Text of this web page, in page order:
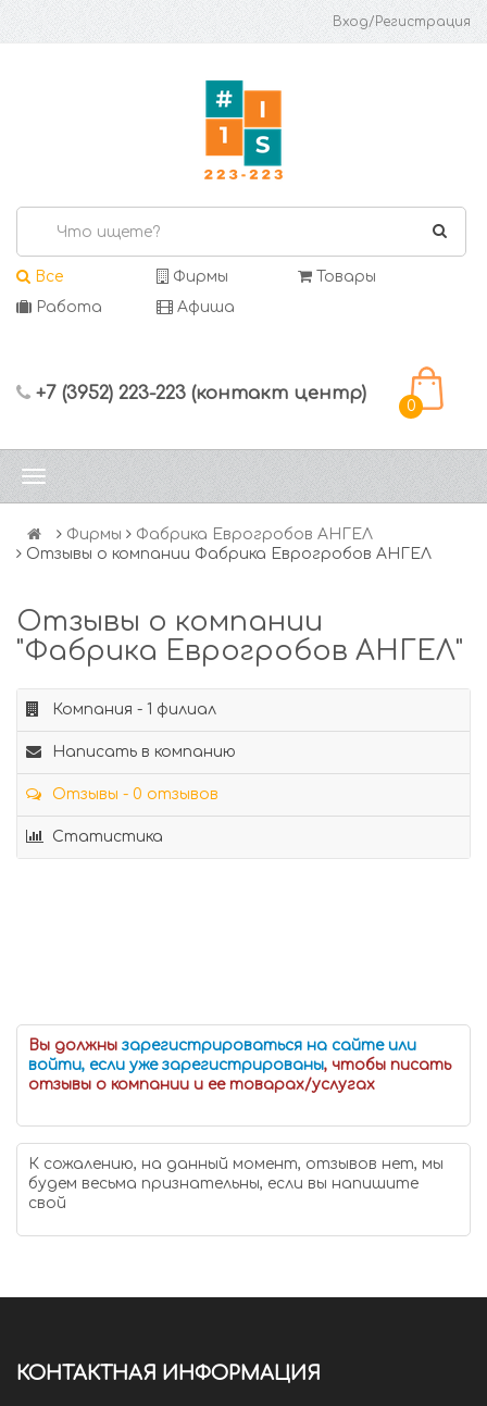
Вход/Регистрация
Все Фирмы
Товары
Работа
Афиша
+7 (3952) 223-223 (контакт центр)
0
Фирмы
Фабрика Еврогробов АНГЕЛ
Отзывы о компании Фабрика Еврогробов АНГЕЛ
Отзывы о компании
"Фабрика Еврогробов АНГЕЛ"
Компания - 1 филиал
Написать в компанию
Отзывы - 0 отзывов
Статистика
Вы должны зарегистрироваться на сайте или
войти, если уже зарегистрированы, чтобы писать
отзывы о компании и ее товарах/услугах
К сожалению, на данный момент, отзывов нет, мы
будем весьма признательны, если вы напишите
свой
КОНТАКТНАЯ ИНФОРМАЦИЯ